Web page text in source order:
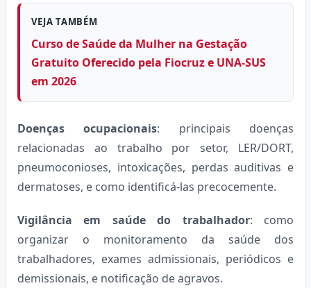
VEJA TAMBÉM
Curso de Saúde da Mulher na Gestação
Gratuito Oferecido pela Fiocruz e UNA-SUS
em 2026
Doenças ocupacionais: principais doenças
relacionadas ao trabalho por setor, LER/DORT,
pneumoconioses, intoxicações, perdas auditivas e
dermatoses, e como identificá-las precocemente.
Vigilância em saúde do trabalhador: como
organizar o monitoramento da saúde dos
trabalhadores, exames admissionais, periódicos e
demissionais, e notificação de agravos.